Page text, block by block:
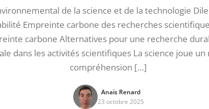
de la science et de la technologie
Empreinte carbone des recherches
carbone Alternatives pour une recherche
dans les activités scientifiques La science joue
compréhension […]
Anaïs Renard
23 octobre 2025